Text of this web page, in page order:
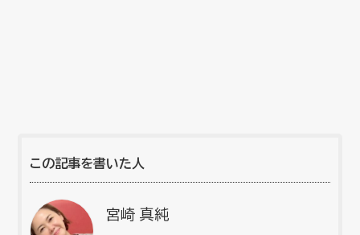
この記事を書いた人
宮崎 真純